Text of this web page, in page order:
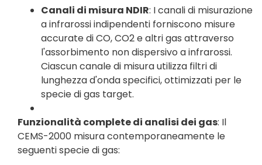
Canali di misura NDIR: I canali di misurazione
a infrarossi indipendenti forniscono misure
accurate di CO, CO2 e altri gas attraverso
l'assorbimento non dispersivo a infrarossi.
Ciascun canale di misura utilizza filtri di
lunghezza d'onda specifici, ottimizzati per le
specie di gas target.
Funzionalità complete di analisi dei gas: Il
CEMS-2000 misura contemporaneamente le
seguenti specie di gas: